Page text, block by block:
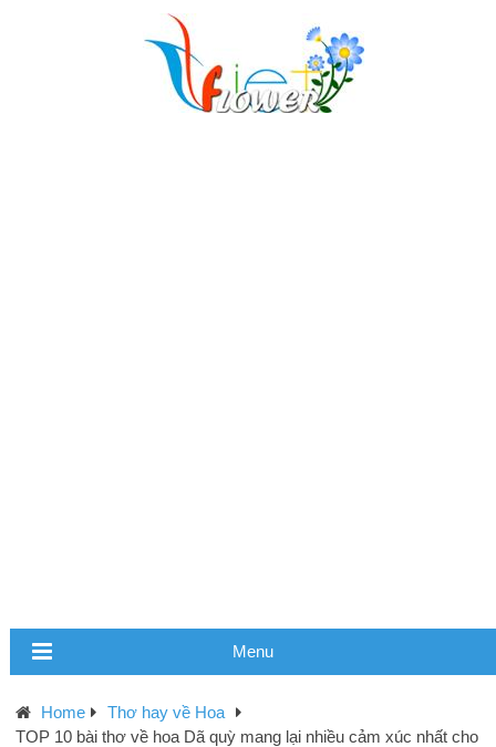
Menu
Home
Thơ hay về Hoa
TOP 10 bài thơ về hoa Dã quỳ mang lại nhiều cảm xúc nhất cho